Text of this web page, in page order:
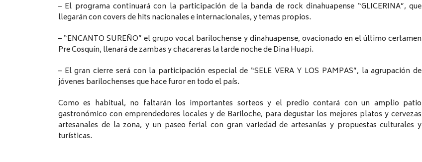
– El programa continuará con la participación de la banda de rock dinahuapense “GLICERINA”, que
llegarán con covers de hits nacionales e internacionales, y temas propios.
– “ENCANTO SUREÑO” el grupo vocal barilochense y dinahuapense, ovacionado en el último certamen
Pre Cosquín, llenará de zambas y chacareras la tarde noche de Dina Huapi.
– El gran cierre será con la participación especial de “SELE VERA Y LOS PAMPAS”, la agrupación de
jóvenes barilochenses que hace furor en todo el país.
Como es habitual, no faltarán los importantes sorteos y el predio contará con un amplio patio
gastronómico con emprendedores locales y de Bariloche, para degustar los mejores platos y cervezas
artesanales de la zona, y un paseo ferial con gran variedad de artesanías y propuestas culturales y
turísticas.